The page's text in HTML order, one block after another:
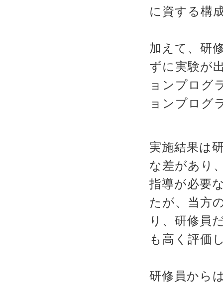
に資する構
加えて、研
ずに実験が
ョンプログ
ョンプログ
実施結果は
な差があり
指導が必要
たが、当方
り、研修員
も高く評価
研修員から